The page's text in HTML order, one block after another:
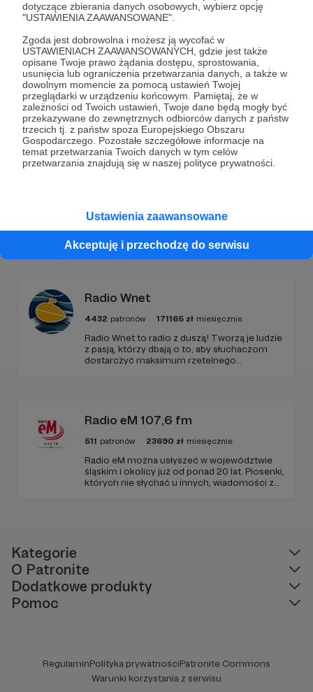
dotyczące zbierania danych osobowych, wybierz opcję
"USTAWIENIA ZAAWANSOWANE".
Zgoda jest dobrowolna i możesz ją wycofać w
USTAWIENIACH ZAAWANSOWANYCH, gdzie jest także
opisane Twoje prawo żądania dostępu, sprostowania,
usunięcia lub ograniczenia przetwarzania danych, a także w
dowolnym momencie za pomocą ustawień Twojej
przeglądarki w urządzeniu końcowym. Pamiętaj, że w
zależności od Twoich ustawień, Twoje dane będą mogły być
przekazywane do zewnętrznych odbiorców danych z państw
trzecich tj. z państw spoza Europejskiego Obszaru
Gospodarczego. Pozostałe szczegółowe informacje na
temat przetwarzania Twoich danych w tym celów
przetwarzania znajdują się w naszej polityce prywatności.
Ustawienia zaawansowane
Akceptuję i przechodzę do serwisu
Dołącz do grona Patronów!
Wesprzyj działalność AutoraMarcin Ogdowski
już
teraz!
Zostań Patronem
Promowani autorzy
Radio Wnet
4432 patronów 171165 zł miesięcznie
Radio Wnet to radio z duszą! Tworzą je ludzie
z pasją, którzy dbają o to, aby słuchaczom
dostarczyć maksimum rzetelnego
Radio eM 107,6 fm
511 patronów 23690 zł miesięcznie
Radio eM można usłyszeć w województwie
śląskim i okolicy już od ponad 20 lat. Piosenki,
których nie słychać u innych, wiadomości z
Kategorie
O Patronite
Dodatkowe produkty
Pomoc
RegulaminPolityka prywatnościPatronite Commons
Warunki korzystania z serwisu